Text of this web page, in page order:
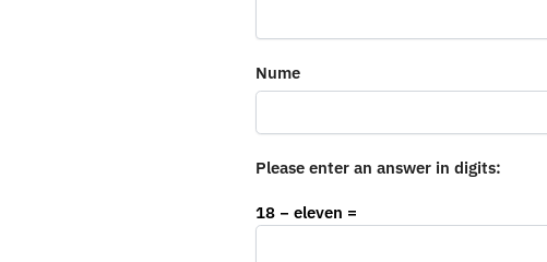
Nume
Please enter an answer in digits:
18 − eleven =